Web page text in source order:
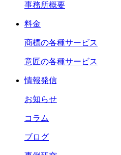
事務所概要
料金
商標の各種サービス
意匠の各種サービス
情報発信
お知らせ
コラム
ブログ